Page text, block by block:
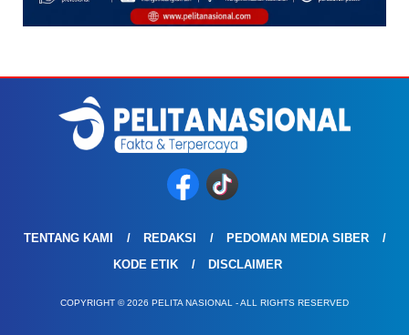
TENTANG KAMI REDAKSI
PEDOMAN MEDIA SIBER
KODE ETIK
DISCLAIMER
COPYRIGHT © 2026 PELITA NASIONAL - ALL RIGHTS RESERVED